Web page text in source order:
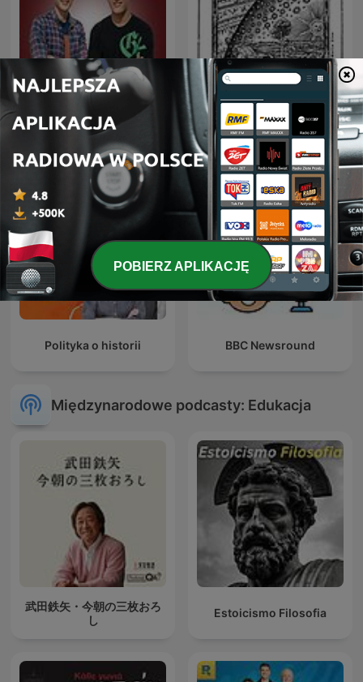
Deutsche Podcasts
Klub Ciekawych
Wszystkiego
Polityka o historii BBC Newsround
Międzynarodowe podcasty: Edukacja
武田鉄矢・今朝の三枚おろ
し
Estoicismo Filosofia
POBIERZ APLIKACJĘ